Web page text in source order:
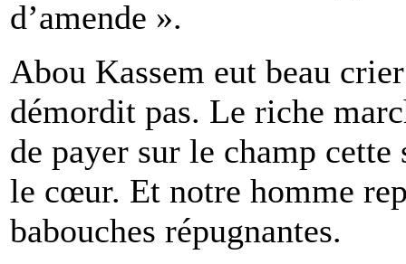
d’amende ».
Abou Kassem eut beau
démordit pas. Le riche
de payer sur le champ
le cœur. Et notre homme
babouches répugnantes.